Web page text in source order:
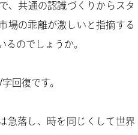
、共通の認識づくりからスタ
場の乖離が激しいと指摘する
るのでしょうか。
回復です。
急落し、時を同じくして世界